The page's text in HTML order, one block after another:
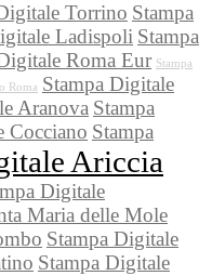
Torrino Stampa
Ladispoli Stampa
Roma Eur Stampa
Roma Stampa Digitale
Aranova Stampa
Cocciano Stampa
Ariccia
Digitale
Maria delle Mole
Stampa Digitale
Stampa Digitale